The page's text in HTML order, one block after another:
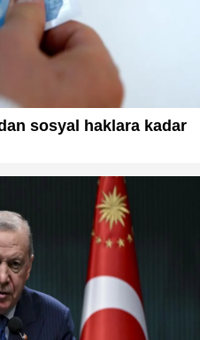
sosyal haklara kadar